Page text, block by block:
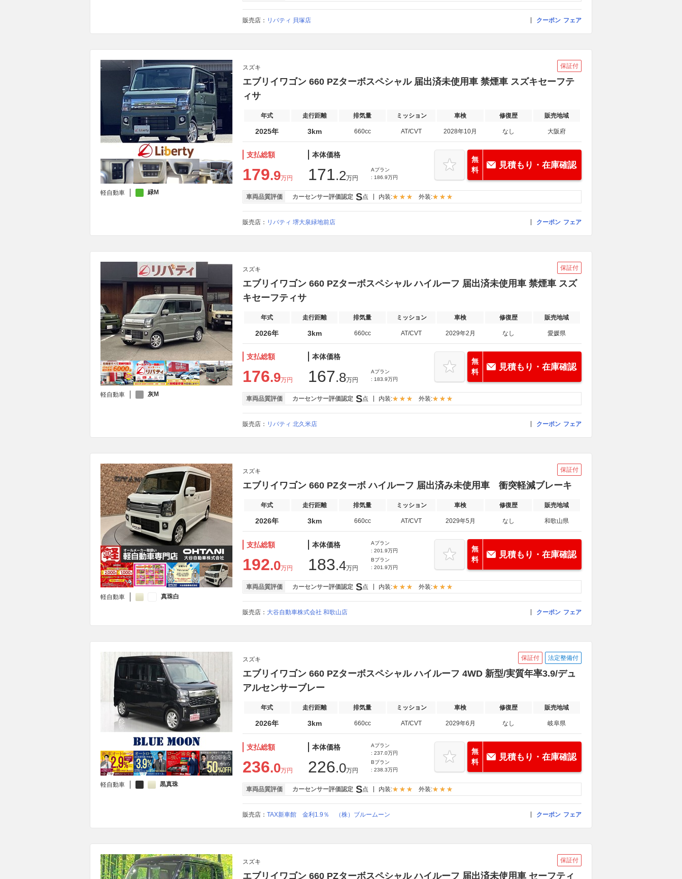
販売店： リバティ 貝塚店 クーポン フェア
軽自動車 緑M
スズキ 保証付
エブリイワゴン 660 PZターボスペシャル 届出済未使用車 禁煙車 スズキセーフテ
ィサ
年式 走行距離 排気量 ミッション 車検 修復歴 販売地域
2025年 3km 660cc AT/CVT 2028年10月 なし 大阪府
支払総額
179.9万円
本体価格
171.2万円
Aプラン
: 186.9万円
無
料
見積もり・在庫確認
車両品質評価 カーセンサー評価認定 S点 内装: 外装:
販売店： リバティ 堺大泉緑地前店 クーポン フェア
軽自動車 灰M
スズキ 保証付
エブリイワゴン 660 PZターボスペシャル ハイルーフ 届出済未使用車 禁煙車 スズ
キセーフティサ
年式 走行距離 排気量 ミッション 車検 修復歴 販売地域
2026年 3km 660cc AT/CVT 2029年2月 なし 愛媛県
支払総額
176.9万円
本体価格
167.8万円
Aプラン
: 183.9万円
無
料
見積もり・在庫確認
車両品質評価 カーセンサー評価認定 S点 内装: 外装:
販売店： リバティ 北久米店 クーポン フェア
軽自動車 真珠白
スズキ 保証付
エブリイワゴン 660 PZターボ ハイルーフ 届出済み未使用車 衝突軽減ブレーキ
年式 走行距離 排気量 ミッション 車検 修復歴 販売地域
2026年 3km 660cc AT/CVT 2029年5月 なし 和歌山県
支払総額
192.0万円
本体価格
183.4万円
Aプラン
: 201.9万円
Bプラン
: 201.9万円
無
料
見積もり・在庫確認
車両品質評価 カーセンサー評価認定 S点 内装: 外装:
販売店： 大谷自動車株式会社 和歌山店 クーポン フェア
軽自動車 黒真珠
スズキ 保証付 法定整備付
エブリイワゴン 660 PZターボスペシャル ハイルーフ 4WD 新型/実質年率3.9/デュ
アルセンサーブレー
年式 走行距離 排気量 ミッション 車検 修復歴 販売地域
2026年 3km 660cc AT/CVT 2029年6月 なし 岐阜県
支払総額
236.0万円
本体価格
226.0万円
Aプラン
: 237.0万円
Bプラン
: 238.3万円
無
料
見積もり・在庫確認
車両品質評価 カーセンサー評価認定 S点 内装: 外装:
販売店： TAX新車館 金利1.9％ （株）ブルームーン クーポン フェア
スズキ 保証付
エブリイワゴン 660 PZターボスペシャル ハイルーフ 届出済未使用車 セーフティ